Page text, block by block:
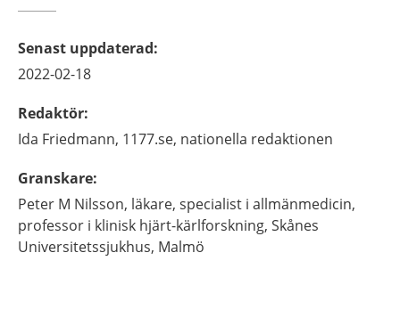
Senast uppdaterad:
2022-02-18
Redaktör:
Ida Friedmann, 1177.se, nationella redaktionen
Granskare:
Peter M Nilsson, läkare, specialist i allmänmedicin,
professor i klinisk hjärt-kärlforskning, Skånes
Universitetssjukhus, Malmö